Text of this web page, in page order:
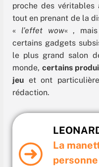
proche des véritables
tout en prenant de la
« l’effet wow« ,
certains gadgets
le plus grand salon
monde, certains
jeu et ont
rédaction.
La